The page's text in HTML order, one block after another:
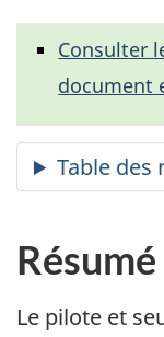
Consulter
document
Résumé
Le pilote et